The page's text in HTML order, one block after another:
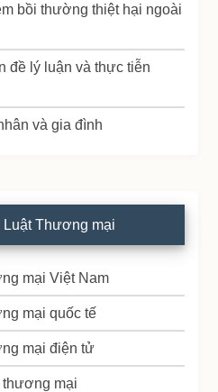
bồi thường thiệt hại ngoài
đề lý luận và thực tiễn
và gia đình
Luật Thương mại
mại Việt Nam
mại quốc tế
mại điện tử
mại